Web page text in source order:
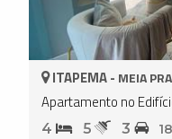
ITAPEMA - MEIA
Apartamento no
4 5 3